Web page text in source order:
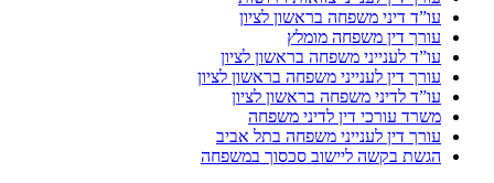
עו”ד דיני משפחה בראשון לציון
עורך דין משפחה מומלץ
עו”ד לענייני משפחה בראשון לציון
עורך דין לענייני משפחה בראשון לציון
עו”ד לדיני משפחה בראשון לציון
משרד עורכי דין לדיני משפחה
עורך דין לענייני משפחה בתל אביב
הגשת בקשה ליישוב סכסוך במשפחה